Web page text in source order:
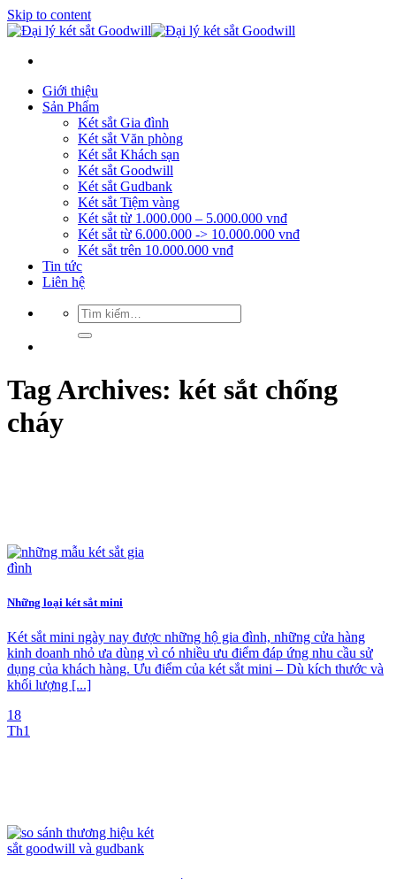
Skip to content
Giới thiệu
Sản Phẩm
Két sắt Gia đình
Két sắt Văn phòng
Két sắt Khách sạn
Két sắt Goodwill
Két sắt Gudbank
Két sắt Tiệm vàng
Két sắt từ 1.000.000 – 5.000.000 vnđ
Két sắt từ 6.000.000 -> 10.000.000 vnđ
Két sắt trên 10.000.000 vnđ
Tin tức
Liên hệ
Tag Archives: két sắt chống
cháy
Những loại két sắt mini
Két sắt mini ngày nay được những hộ gia đình, những cửa hàng
kinh doanh nhỏ ưa dùng vì có nhiều ưu điểm đáp ứng nhu cầu sử
dụng của khách hàng. Ưu điểm của két sắt mini – Dù kích thước và
khối lượng [...]
18
Th1